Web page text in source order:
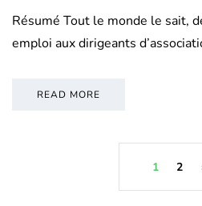
Résumé Tout le monde le sait,
emploi aux dirigeants
READ MORE
1 2